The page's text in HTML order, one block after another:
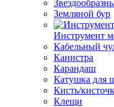
Земляной бур
Инструмент
Кабельный
Канистра
Карандаш
Катушка для
Кисть/
Клещи